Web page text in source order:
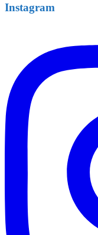
Instagram